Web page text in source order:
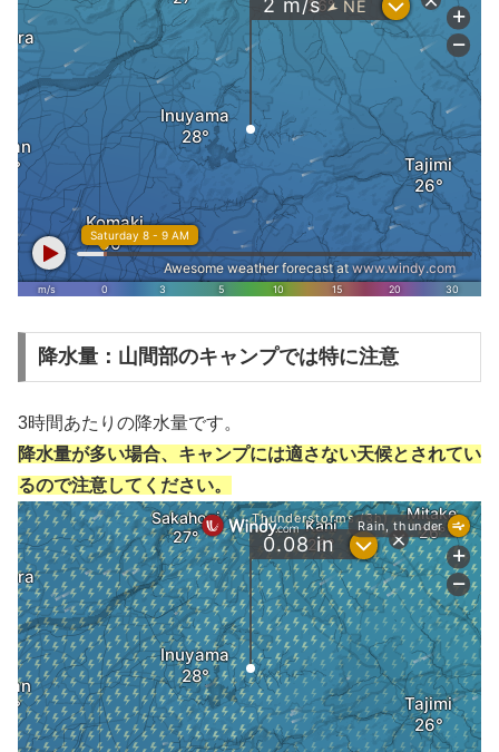
降水量：山間部のキャンプでは特に注意
3時間あたりの降水量です。
降水量が多い場合、キャンプには適さない天候とされてい
るので注意してください。